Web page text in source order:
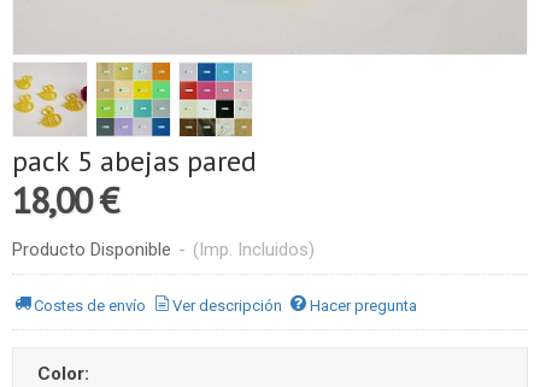
pack 5 abejas pared
18,00 €
Producto Disponible - (Imp. Incluidos)
Costes de envío Ver descripción Hacer pregunta
Color: